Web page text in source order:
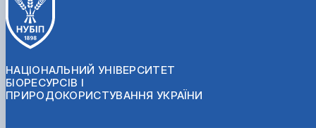
НАЦІОНАЛЬНИЙ УНІВЕРСИТЕТ
БІОРЕСУРСІВ І
ПРИРОДОКОРИСТУВАННЯ УКРАЇНИ